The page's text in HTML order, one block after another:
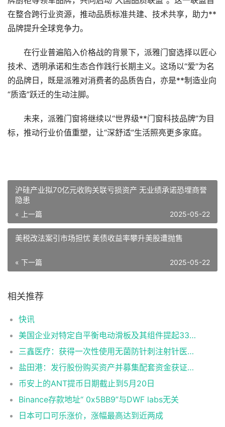
在整合跨行业资源，推动品质标准共建、技术共享，助力**
品牌提升全球竞争力。
在行业普遍陷入价格战的背景下，派雅门窗选择以匠心
技术、透明承诺和生态合作践行长期主义。这场以“爱”为名
的品牌日，既是派雅对消费者的品质告白，亦是**制造业向
“质造”跃迁的生动注脚。
未来，派雅门窗将继续以“世界级**门窗科技品牌”为目
标，推动行业价值重塑，让“深舒适”生活照亮更多家庭。
沪硅产业拟70亿元收购关联亏损资产 无业绩承诺恐埋商誉
隐患
« 上一篇 2025-05-22
美税改法案引市场担忧 美债收益率攀升美股遭抛售
« 下一篇 2025-05-22
相关推荐
快讯
美国企业对特定自平衡电动滑板及其组件提起337调查申请
三鑫医疗：获得一次性使用无菌防针刺注射针医疗器械注册证
盐田港：发行股份购买资产并募集配套资金获证监会同意注册批复
币安上的ANT提币日期截止到5月20日
Binance存款地址“ 0x5BB9”与DWF labs无关
日本可口可乐涨价，涨幅最高达到近两成